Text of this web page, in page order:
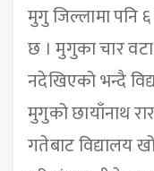
मुगु जिल्लामा पनि
छ । मुगुका चार
नदेखिएको भन्दै
मुगुको छायाँनाथ
गतेबाट विद्यालय